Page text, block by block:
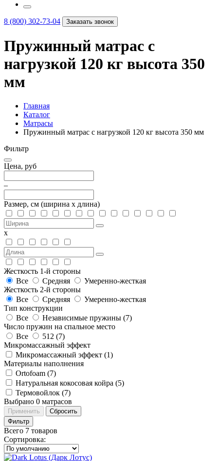
8 (800) 302-73-04 Заказать звонок
Пружинный матрас с
нагрузкой 120 кг высота 350
мм
Главная
Каталог
Матрасы
Пружинный матрас с нагрузкой 120 кг высота 350 мм
Фильтр
Цена, руб
–
Размер, см (ширина х длина)
х
Жесткость 1-й стороны
Все
Средняя
Умеренно-жесткая
Жесткость 2-й стороны
Все
Средняя
Умеренно-жесткая
Тип конструкции
Все
Независимые пружины (7)
Число пружин на спальное место
Все
512 (7)
Микромассажный эффект
Микромассажный эффект (1)
Материалы наполнения
Ortofoam (7)
Натуральная кокосовая койра (5)
Термовойлок (7)
Выбрано 0 матрасов
Применить
Сбросить
Фильтр
Всего 7 товаров
Сортировка: